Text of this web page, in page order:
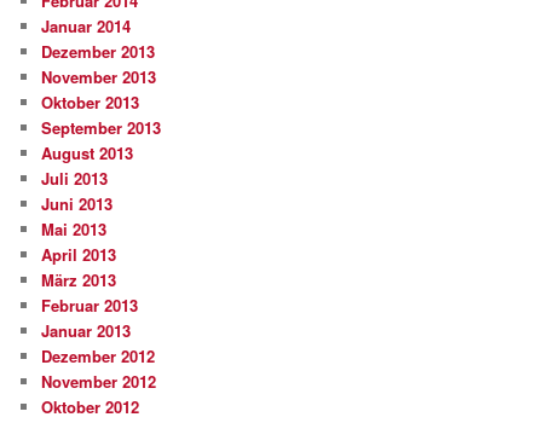
Januar 2014
Dezember 2013
November 2013
Oktober 2013
September 2013
August 2013
Juli 2013
Juni 2013
Mai 2013
April 2013
März 2013
Februar 2013
Januar 2013
Dezember 2012
November 2012
Oktober 2012